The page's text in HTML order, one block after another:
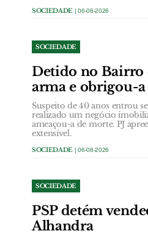
SOCIEDADE | 06-08-2026
SOCIEDADE
Detido no Bairro
arma e obrigou-
Suspeito de 40 anos entrou
realizado um negócio
ameaçou-a de morte. PJ
extensível.
SOCIEDADE | 06-08-2026
SOCIEDADE
PSP detém
Alhandra